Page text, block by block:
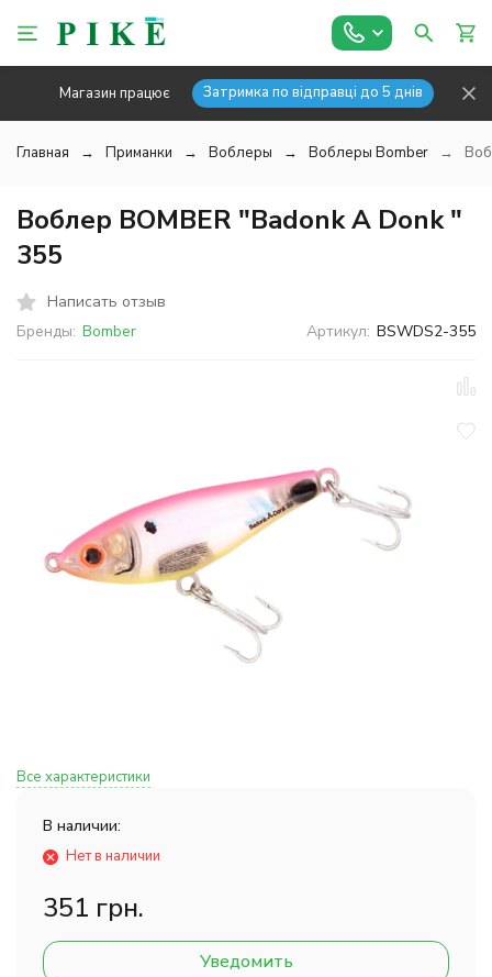
Магазин працює Затримка по відправці до 5 днів
Главная Приманки Воблеры Воблеры Bomber
Воблер BOMBER "Badonk A Donk "
355
Написать отзыв
Бренды: Bomber Артикул: BSWDS2-355
Все характеристики
В наличии:
Нет в наличии
351 грн.
Уведомить